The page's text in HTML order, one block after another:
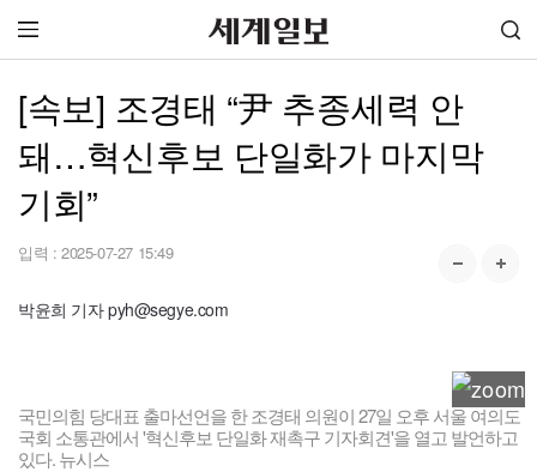
[속보] 조경태 “尹 추종세력 안
돼…혁신후보 단일화가 마지막
기회”
입력 : 2025-07-27 15:49
박윤희 기자 pyh@segye.com
국민의힘 당대표 출마선언을 한 조경태 의원이 27일 오후 서울 여의도
국회 소통관에서 '혁신후보 단일화 재촉구 기자회견'을 열고 발언하고
있다. 뉴시스